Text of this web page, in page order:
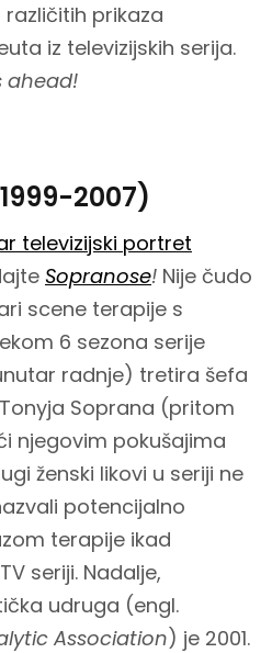
prikaza
iz televizijskih serija.
ahead!
2007)
televizijski portret
Sopranose! Nije čudo
scene terapije s
6 sezona serije
radnje) tretira šefa
Soprana (pritom
njegovim pokušajima
ženski likovi u seriji ne
potencijalno
terapije ikad
seriji. Nadalje,
udruga (engl.
Association) je 2001.